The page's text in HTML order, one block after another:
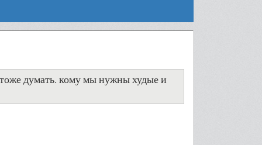
тоже думать. кому мы нужны худые и